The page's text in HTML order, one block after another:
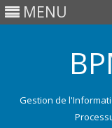
MENU
Gestion de